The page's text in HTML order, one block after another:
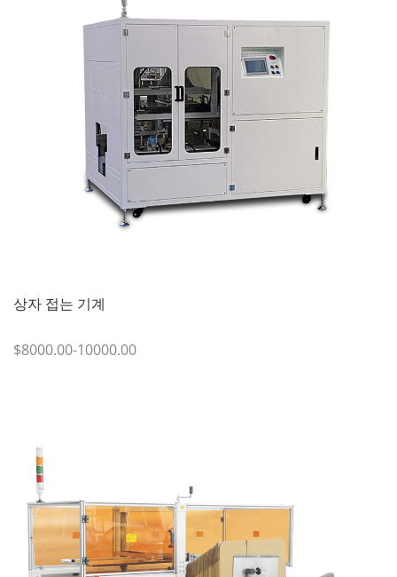
상자 접는 기계
$8000.00-10000.00